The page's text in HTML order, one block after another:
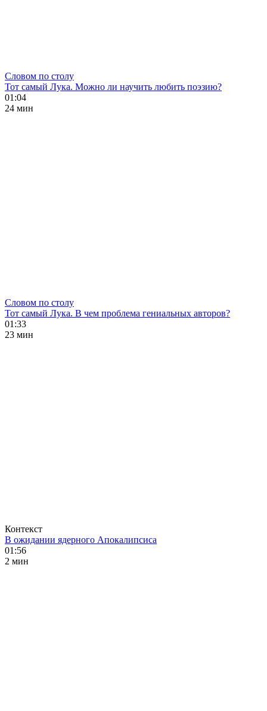
Словом по столу
Тот самый Лука. Можно ли научить любить поэзию?
01:04
24 мин
Словом по столу
Тот самый Лука. В чем проблема гениальных авторов?
01:33
23 мин
Контекст
В ожидании ядерного Апокалипсиса
01:56
2 мин